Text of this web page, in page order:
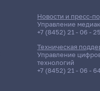
Новости и пресс-
Управление
+7 (8452) 21 - 06 - 25
Техническая
Управление
технологий
+7 (8452) 21 - 06 -